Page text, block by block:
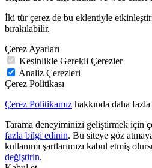
İki tür çerez de bu eklentiyle
bırakılabilir.
Çerez Ayarları
Kesinlikle Gerekli Çerezler
Analiz Çerezleri
Çerez Politikası
Çerez Politikamız hakkında daha
Tarama deneyiminizi geliştirmek için
fazla bilgi edinin. Bu siteye göz
kullanımı şartlarımızı kabul etmiş
değiştirin.